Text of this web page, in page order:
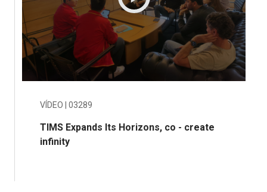
VÍDEO | 03289
TIMS Expands Its Horizons, co - create
infinity